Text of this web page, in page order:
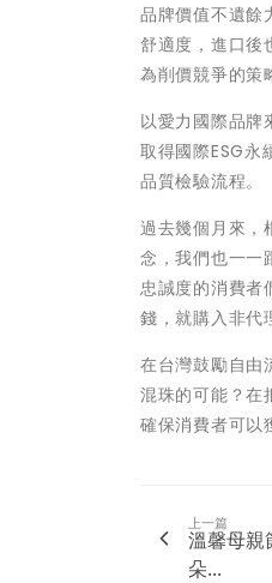
品牌價值不遺餘
舒適度，進口後
為削價競爭的策
以愛力國際品牌
取得國際ESG永
品質檢驗流程。
過去幾個月來，
念，我們也一一
忠誠度的消費者
錢，就購入非代
在台灣鼓勵自由
混珠的可能？在
確保消費者可以
上一篇
溫馨母親
朵...